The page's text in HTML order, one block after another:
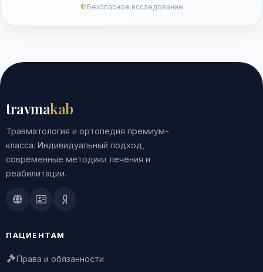
Безопасное исследование
travmakab
Травматология и ортопедия премиум-
класса. Индивидуальный подход,
современные методики лечения и
реабилитации.
Doctu.ruПроДокторов
Яндекс.Здоровье
ПАЦИЕНТАМ
Права и обязанности